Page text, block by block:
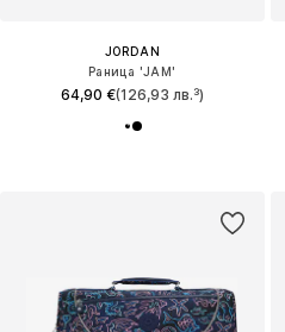
JORDAN
Раница 'JAM'
64,90 €(126,93 лв.³)